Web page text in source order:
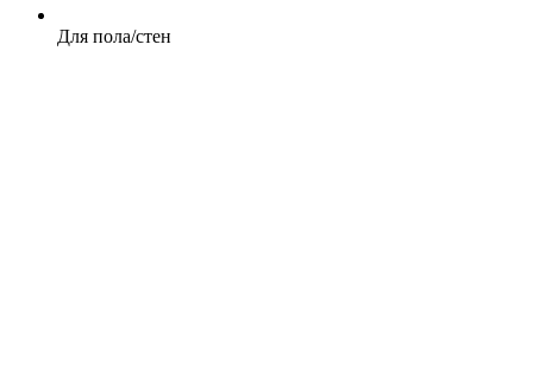
Для пола/стен